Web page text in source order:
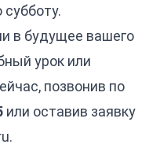
в будущее вашего
урок или
позвонив по
или оставив заявку
.